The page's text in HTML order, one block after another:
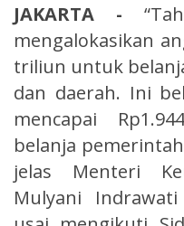
JAKARTA -
mengalokasikan
triliun untuk
dan daerah. Ini
mencapai
belanja
jelas Menteri
Mulyani